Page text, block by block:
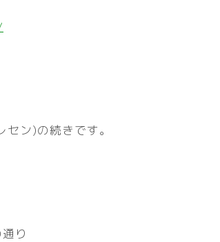
ン)の続きです。
り